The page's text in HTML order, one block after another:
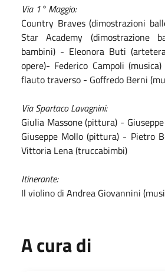
Via 1° Maggio:
Country Braves (dimostrazioni
Star Academy (dimostrazione
bambini) - Eleonora Buti
opere)- Federico Campoli
flauto traverso - Goffredo Berni
Via Spartaco Lavagnini:
Giulia Massone (pittura) -
Giuseppe Mollo (pittura) - Pietro
Vittoria Lena (truccabimbi)
Itinerante:
Il violino di Andrea Giovannini
A cura di